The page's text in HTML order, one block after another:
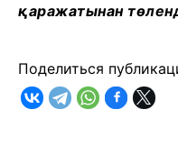
қаражатынан
Поделиться